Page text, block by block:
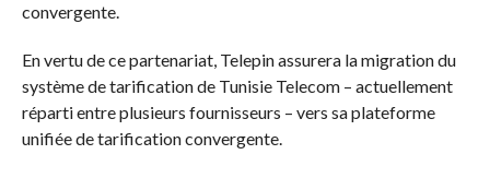
convergente.
En vertu de ce partenariat, Telepin assurera la migration du
système de tarification de Tunisie Telecom – actuellement
réparti entre plusieurs fournisseurs – vers sa plateforme
unifiée de tarification convergente.